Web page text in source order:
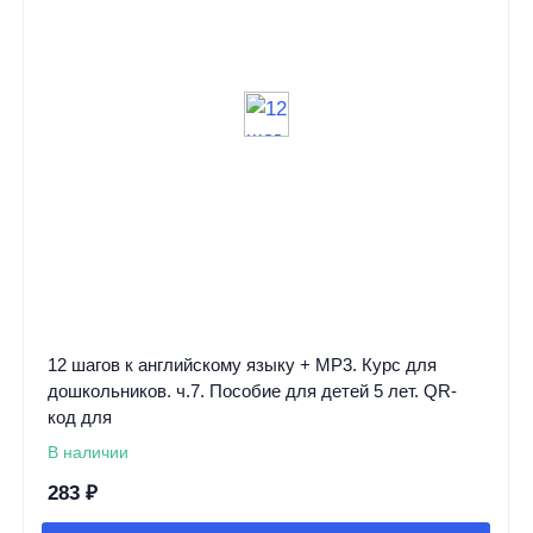
12 шагов к английскому языку + MP3. Курс для
дошкольников. ч.7. Пособие для детей 5 лет. QR-
код для
В наличии
283 ₽